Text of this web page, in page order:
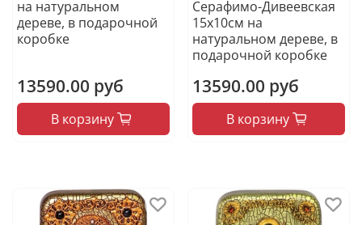
на натуральном
дереве, в подарочной
коробке
13590.00 руб
В корзину
Серафимо-Дивеевская
15х10см на
натуральном дереве, в
подарочной коробке
13590.00 руб
В корзину